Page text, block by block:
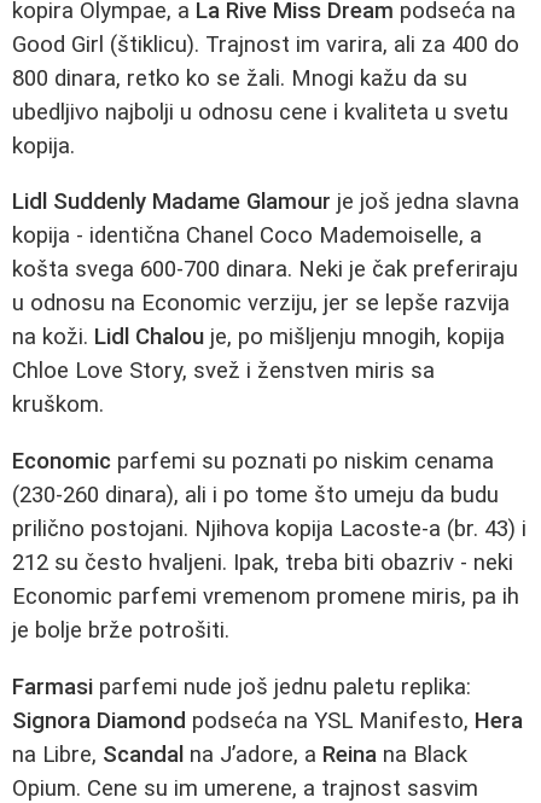
kopira Olympae, a La Rive Miss Dream podseća na
Good Girl (štiklicu). Trajnost im varira, ali za 400 do
800 dinara, retko ko se žali. Mnogi kažu da su
ubedljivo najbolji u odnosu cene i kvaliteta u svetu
kopija.
Lidl Suddenly Madame Glamour je još jedna slavna
kopija - identična Chanel Coco Mademoiselle, a
košta svega 600-700 dinara. Neki je čak preferiraju
u odnosu na Economic verziju, jer se lepše razvija
na koži. Lidl Chalou je, po mišljenju mnogih, kopija
Chloe Love Story, svež i ženstven miris sa
kruškom.
Economic parfemi su poznati po niskim cenama
(230-260 dinara), ali i po tome što umeju da budu
prilično postojani. Njihova kopija Lacoste-a (br. 43) i
212 su često hvaljeni. Ipak, treba biti obazriv - neki
Economic parfemi vremenom promene miris, pa ih
je bolje brže potrošiti.
Farmasi parfemi nude još jednu paletu replika:
Signora Diamond podseća na YSL Manifesto, Hera
na Libre, Scandal na J’adore, a Reina na Black
Opium. Cene su im umerene, a trajnost sasvim